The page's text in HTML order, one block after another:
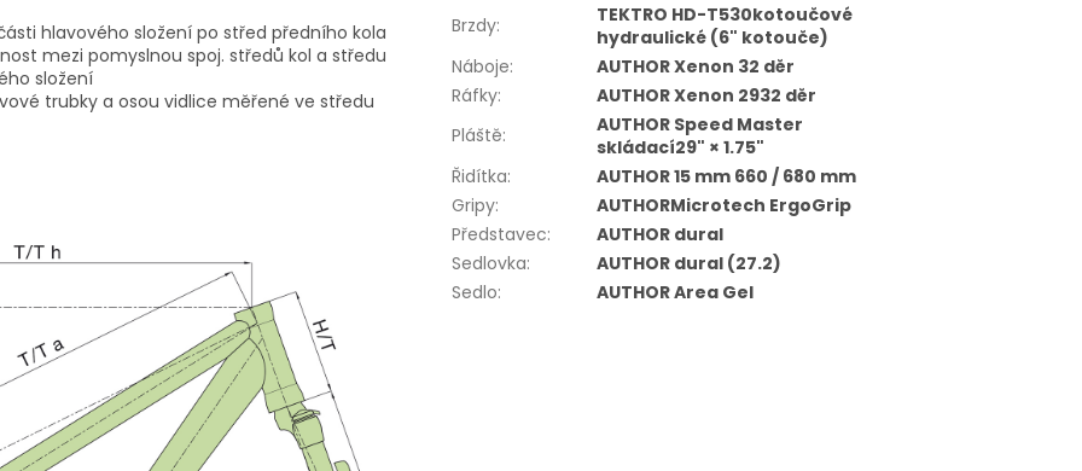
hlavového složení po střed předního kola
mezi pomyslnou spoj. středů kol a středu
složení
trubky a osou vidlice měřené ve středu
Brzdy:
TEKTRO HD-T530kotoučové
hydraulické (6" kotouče)
Náboje:
AUTHOR Xenon 32 děr
Ráfky:
AUTHOR Xenon 2932 děr
Pláště:
AUTHOR Speed Master
skládací29" × 1.75"
Řidítka:
AUTHOR 15 mm 660 / 680 mm
Gripy:
AUTHORMicrotech ErgoGrip
Představec:
AUTHOR dural
Sedlovka:
AUTHOR dural (27.2)
Sedlo: AUTHOR Area Gel